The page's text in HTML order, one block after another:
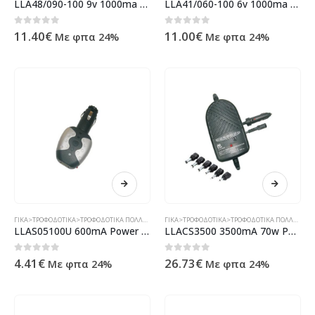
LLA48/090-100 9v 1000ma Σταθεροποιημένο Πακακι Μονής Εξόδου ( 45022 )
0 out of 5
11.40€ Με φπα 24%
LLA41/060-100 6v 1000ma Σταθεροποιημένο Πακακι Μονής Εξόδου ( 45021 )
0 out of 5
11.00€ Με φπα 24%
ΓΙΚΆ>ΤΡΟΦΟΔΟΤΙΚΆ>ΤΡΟΦΟΔΟΤΙΚΆ ΠΟΛΛΑΠΛΉΣ ΕΞ. ,ΠΡΟΪΌΝΤΑ>ΗΛΕΚΤΡΟΝΙΚΆ & ΗΛΕΚΤΡ,
LLAS05100U 600mA Power Adaptor For Car DC/DC USB Sv Dc ( 45011 )
0out of 5
4.41 € Με φπα 24%
ΓΙΚΆ>ΤΡΟΦΟΔΟΤΙΚΆ>ΤΡΟΦΟΔΟΤΙΚΆ ΠΟΛΛΑΠΛΉΣ ΕΞ.
LLACS3500 3500mA 70w Power Adaptor For Car DC/DCRegulated ( 45010 )
0out of 5
26.73€ Με φπα 24%